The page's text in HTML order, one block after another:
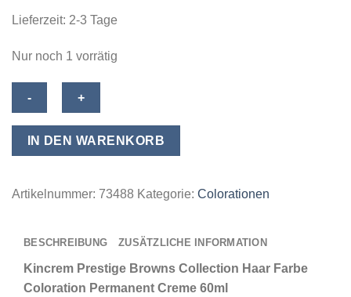
Lieferzeit: 2-3 Tage
Nur noch 1 vorrätig
Kincrem
Prestige
Farbe
Creme
60ml
-
IN DEN WARENKORB
Artikelnummer: 73488 Kategorie: Colorationen
BESCHREIBUNG ZUSÄTZLICHE INFORMATION
Kincrem Prestige Browns Collection Haar Farbe
Coloration Permanent Creme 60ml